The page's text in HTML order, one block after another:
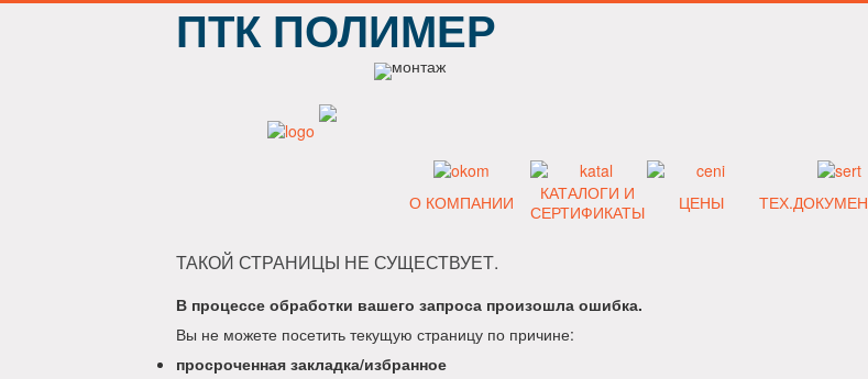
ПТК ПОЛИМЕР
О КОМПАНИИ
КАТАЛОГИ И
СЕРТИФИКАТЫ
ЦЕНЫ
ТАКОЙ СТРАНИЦЫ НЕ СУЩЕСТВУЕТ.
В процессе обработки вашего запроса произошла ошибка.
Вы не можете посетить текущую страницу по причине:
просроченная закладка/избранное